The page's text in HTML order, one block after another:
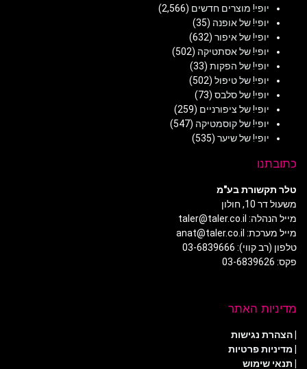
יופי! מוצרים חדשים (2,566)
יופי! של אופנה (35)
יופי! של איפור (632)
יופי! של אסתטיקה (502)
יופי! של הפקות (33)
יופי! של טיפול (502)
יופי! של סלבס (73)
יופי! של ציפורניים (259)
יופי! של קוסמטיקה (547)
יופי! של שיער (535)
כתובתנו
טלר תקשורת בע"מ
משעול דר 10, חולון
מייל הנהלה: taler@taler.co.il
מייל מערכת: anat@taler.co.il
טלפון (רב קווי): 03-6839666
פקס: 03-6839626
מדיניות האתר
|הצהרת נגישות
| מדיניות פרטיות
| תנאי שימוש